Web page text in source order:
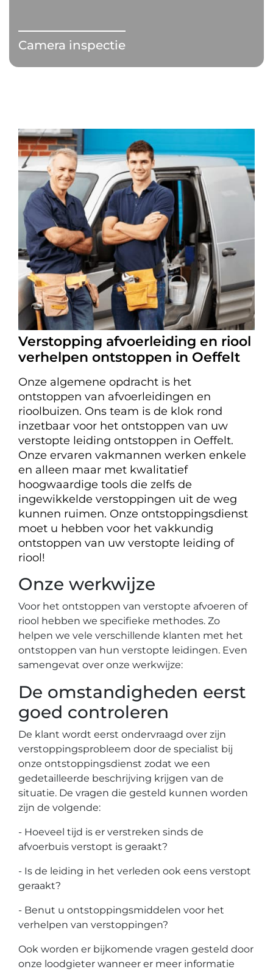
Camera inspectie
Verstopping afvoerleiding en riool
verhelpen ontstoppen in Oeffelt
Onze algemene opdracht is het
ontstoppen van afvoerleidingen en
rioolbuizen. Ons team is de klok rond
inzetbaar voor het ontstoppen van uw
verstopte leiding ontstoppen in Oeffelt.
Onze ervaren vakmannen werken enkele
en alleen maar met kwalitatief
hoogwaardige tools die zelfs de
ingewikkelde verstoppingen uit de weg
kunnen ruimen. Onze ontstoppingsdienst
moet u hebben voor het vakkundig
ontstoppen van uw verstopte leiding of
riool!
Onze werkwijze
Voor het ontstoppen van verstopte afvoeren of
riool hebben we specifieke methodes. Zo
helpen we vele verschillende klanten met het
ontstoppen van hun verstopte leidingen. Even
samengevat over onze werkwijze:
De omstandigheden eerst
goed controleren
De klant wordt eerst ondervraagd over zijn
verstoppingsprobleem door de specialist bij
onze ontstoppingsdienst zodat we een
gedetailleerde beschrijving krijgen van de
situatie. De vragen die gesteld kunnen worden
zijn de volgende:
- Hoeveel tijd is er verstreken sinds de
afvoerbuis verstopt is geraakt?
- Is de leiding in het verleden ook eens verstopt
geraakt?
- Benut u ontstoppingsmiddelen voor het
verhelpen van verstoppingen?
Ook worden er bijkomende vragen gesteld door
onze loodgieter wanneer er meer informatie